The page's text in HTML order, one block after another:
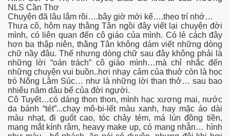
NLS Cần Thơ
Chuyện đã lâu lắm rồi….bây giờ mới kể….theo trí nhớ…
Thưa cô, hôm nay thằng Tân ngồi đây viết lại chuyện đời
mình, có liên quan đến cô giáo của mình. Có lẻ cách đây
hơn ba thập niên, thằng Tân không dám viết những dòng
chữ nầy đâu. Thế nhưng dòng chữ sau đây không phải là
những lời “oán trách” cô giáo mình…mà chỉ nhắc đến
những chuyện vui buồn..hơi nhạy cảm của thuở còn là học
trò Nông Lâm Súc… như là những lời than thở… sau bao
nhiêu năm dâu bể của đời người.
Cô Tuyết…có dáng thon thon, mình hạc xương mai, nước
da bánh “tét”...chạy mô-bi-lết màu xanh, hay mặc áo dài
màu nhạt, đi guốt cao, tóc chảy tém, má lún đồng tiền,
mang mắt kính râm, heavy make up, có mang nhẫn… hình